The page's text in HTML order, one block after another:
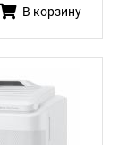
В корзину